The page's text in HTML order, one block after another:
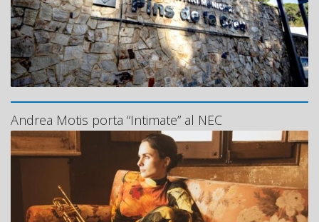
Andrea Motis porta “Intimate” al NEC